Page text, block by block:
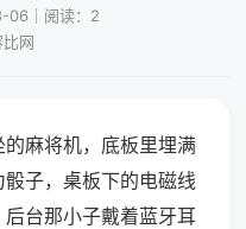
06｜阅读：2
网
麻将机，底板里埋满
子，桌板下的电磁线
台那小子戴着蓝牙耳